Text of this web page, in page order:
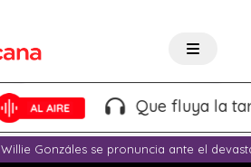
Que fluya la tarde!
Willie Gonzáles se pronuncia ante el